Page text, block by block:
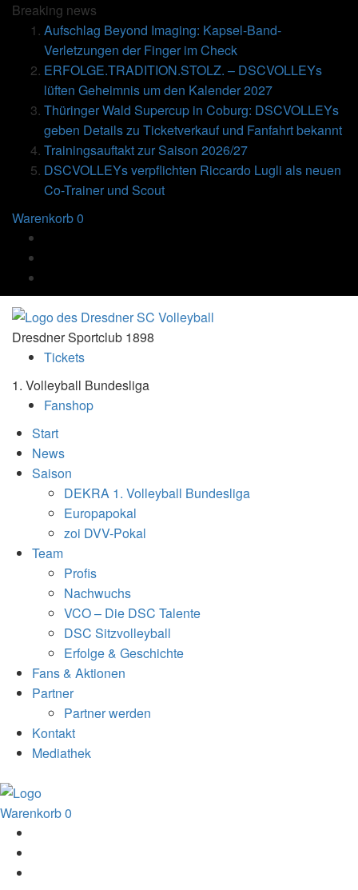
Breaking news
Aufschlag Beyond Imaging: Kapsel-Band-
Verletzungen der Finger im Check
ERFOLGE.TRADITION.STOLZ. – DSCVOLLEYs
lüften Geheimnis um den Kalender 2027
Thüringer Wald Supercup in Coburg: DSCVOLLEYs
geben Details zu Ticketverkauf und Fanfahrt bekannt
Trainingsauftakt zur Saison 2026/27
DSCVOLLEYs verpflichten Riccardo Lugli als neuen
Co-Trainer und Scout
Warenkorb0
Dresdner Sportclub 1898
Tickets
1. Volleyball Bundesliga
Fanshop
Start
News
Saison
DEKRA 1. Volleyball Bundesliga
Europapokal
zoi DVV-Pokal
Team
Profis
Nachwuchs
VCO – Die DSC Talente
DSC Sitzvolleyball
Erfolge & Geschichte
Fans & Aktionen
Partner
Partner werden
Kontakt
Mediathek
Warenkorb0